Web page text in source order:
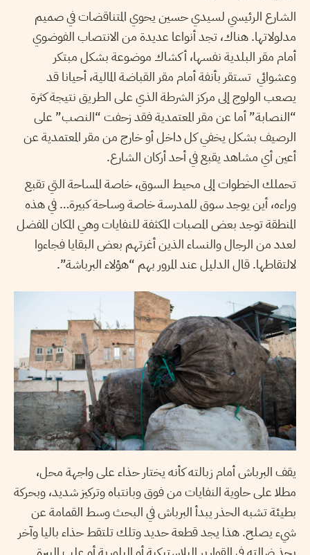
الشارع الرئيسي لسيدي حسين يحوي المتناقضات في صميم
مدلولاتها. هناك، تجد أنواعا عديدة من الانتصاب الفوضوي
أمام مقر البلدية نفسها، أكشاك موضوعة بشكل مبتكر
وعشوائي تستقر بأنفة أمام مقر القباضة المالية، أحيانا قد
يصعب الولوج إلى مركز الشرطة الذي على الطريق نتيجة كثرة
“النصابة” أما عن مقر المعتمدية فقد زحفت “النصب” على
الرصيف بشكل يخفي كل داخل أو خارج من مقر المعتمدية عن
أعين أي مشاهد يقبع في أحد أركان الشارع.
تحملك الخطوات إلى محيط السوق، خاصة المساحة التي تقبع
وراءه، أين يوجد سوق للمدرسة خاصة وساحة كبيرة… في هذه
المنطقة توجد بعض المصبات المكثفة للنفايات وهي المكان المفضل
لعدد من الرجال والنساء الذين أغرتهم بعض البقايا فجاءوا
لالتقاطها. قال الدليل عند المرور بهم “هؤلاء البرباشة”.
يقف البرباش أمام زبالته كأنه يختار حذاء على واجهة محل،
مطلا على حاوية النفايات من فوق وبانتباه وتركيز شديد، وبحركة
بطيئة تشبه الحذر يبدأ البرباش في البحث وسط القمامة عن
شيء يصلح. هذا يجد قطعة حديد وتلك تلتقط حذاء باليا وآخر